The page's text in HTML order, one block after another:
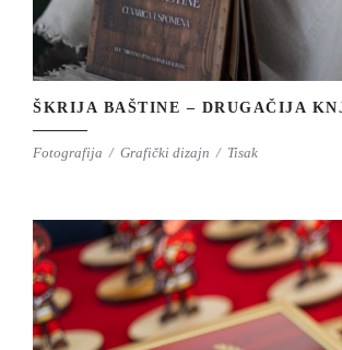
ŠKRIJA BAŠTINE – DRUGAČIJA
Fotografija Grafički dizajn Tisak